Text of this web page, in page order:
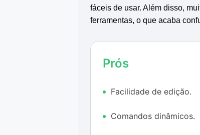
fáceis de usar. Além disso,
ferramentas, o que acaba
simples, mas sem deixar de
Além disso, o software não é
meio de cortes rápidos, os
trabalho em inúmeros
Theora, VP8 e VP9.
Prós
Facilidade de edição.
Comandos dinâmicos.